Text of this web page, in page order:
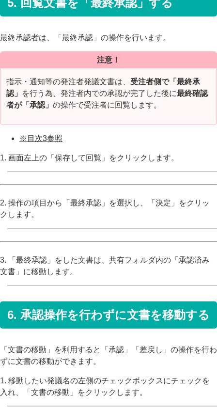
最終承認者は、「最終承認」の操作を行います。
注意！
指示・通知等の発注者発議文書は、 受注者側で「最終承
認」
を行う為、発注者内での承認が完了した後に最終確認
者が「承認」 の操作で受注者に回覧します。
※目次3参照
1. 画面左上の「保存して回覧」をクリックします。
2. 操作の項目から「最終承認」を選択し、「決定」をクリッ
クします。
3. 「最終承認」をした文書は、共有フォルダ内の「承認済み
文書」に移動します。
6. 承認操作を行わずに文書を移動する
「文書の移動」を利用すると「承認」「差戻し」の操作を行わ
ずに文書の移動ができます。
1. 移動したい発議名の左側のチェックボックスにチェックを
入れ、「文書の移動」をクリックします。